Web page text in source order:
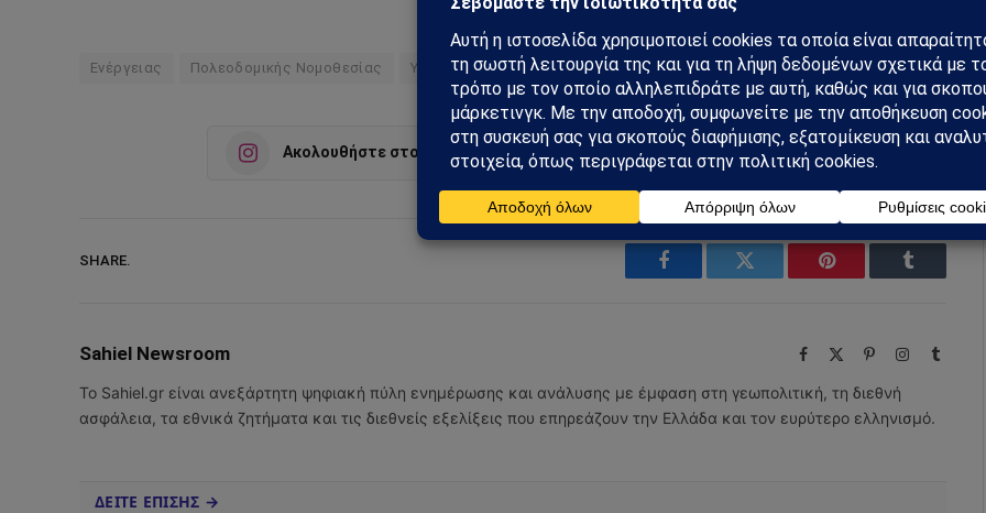
Ενέργειας Πολεοδομικής Νομοθεσίας Υπηρεσία Δόμησης
Ακολουθήστε στο Instagram Ακολουθήστε στο YouTube
SHARE.
Facebook Twitter Pinterest Tumblr
Sahiel Newsroom Facebook PinterestInstagramTumblr
Το Sahiel.gr είναι ανεξάρτητη ψηφιακή πύλη ενημέρωσης και ανάλυσης με έμφαση στη γεωπολιτική, τη διεθνή
ασφάλεια, τα εθνικά ζητήματα και τις διεθνείς εξελίξεις που επηρεάζουν την Ελλάδα και τον ευρύτερο ελληνισμό.
ΔΕΙΤΕ ΕΠΙΣΗΣ →